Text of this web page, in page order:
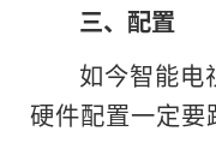
三、配置
如今智能电
硬件配置一定